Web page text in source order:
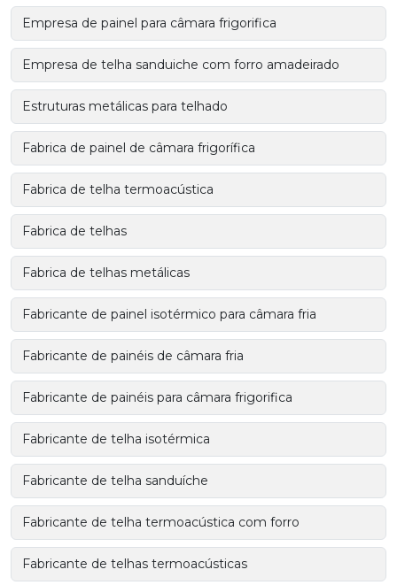
Empresa de painel para câmara frigorifica
Empresa de telha sanduiche com forro amadeirado
Estruturas metálicas para telhado
Fabrica de painel de câmara frigorífica
Fabrica de telha termoacústica
Fabrica de telhas
Fabrica de telhas metálicas
Fabricante de painel isotérmico para câmara fria
Fabricante de painéis de câmara fria
Fabricante de painéis para câmara frigorifica
Fabricante de telha isotérmica
Fabricante de telha sanduíche
Fabricante de telha termoacústica com forro
Fabricante de telhas termoacústicas